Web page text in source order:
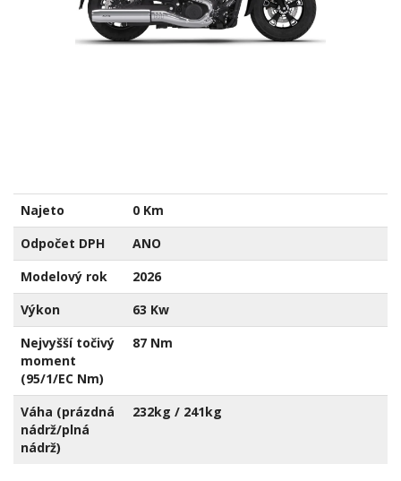
Najeto
0 Km
Odpočet DPH
ANO
Modelový rok
2026
Výkon
63 Kw
Nejvyšší točivý
moment
(95/1/EC Nm)
87 Nm
Váha (prázdná
nádrž/plná
nádrž)
232kg / 241kg